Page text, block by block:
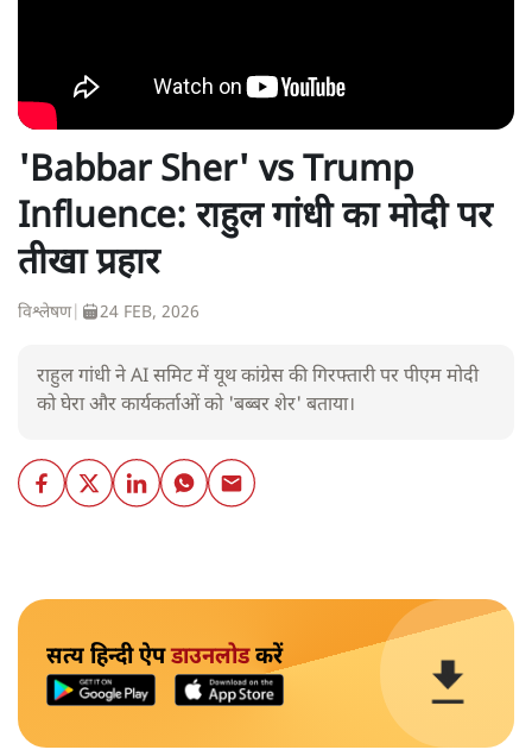
'Babbar Sher' vs Trump
Influence: राहुल गांधी का मोदी पर
तीखा प्रहार
विश्लेषण| 24 FEB, 2026
राहुल गांधी ने AI समिट में यूथ कांग्रेस की गिरफ्तारी पर पीएम मोदी
को घेरा और कार्यकर्ताओं को 'बब्बर शेर' बताया।
सत्य हिन्दी ऐपडाउनलोडकरें